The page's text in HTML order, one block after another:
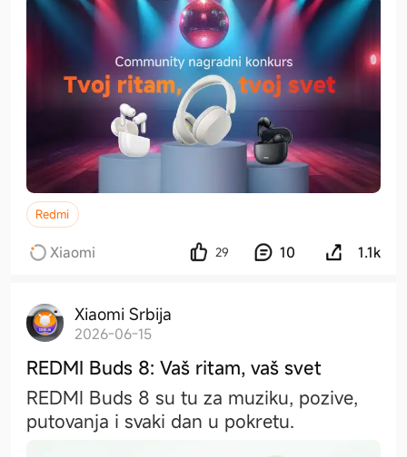
Redmi
Xiaomi 29 10 1.1k
Xiaomi Srbija
2026-06-15
REDMI Buds 8: Vaš ritam, vaš svet
REDMI Buds 8 su tu za muziku, pozive,
putovanja i svaki dan u pokretu.